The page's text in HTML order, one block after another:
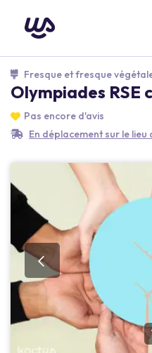
Fresque et fresque
Olympiades RSE
Pas encore d'avis
En déplacement sur le